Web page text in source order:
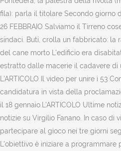
fila): parla il titolare Secondo giorno
26 FEBBRAIO Salviamo il Tirreno
sindaci. Buti, crolla un fabbricato: la
del cane morto L'edificio era
estratto dalle macerie il cadavere di
L'ARTICOLO Il video per unire i 53
candidatura in vista della
il 18 gennaio.L'ARTICOLO Ultime
notizie su Virgilio Fanano. In caso di
partecipare al gioco nei tre giorni
L'obiettivo è iniziare a